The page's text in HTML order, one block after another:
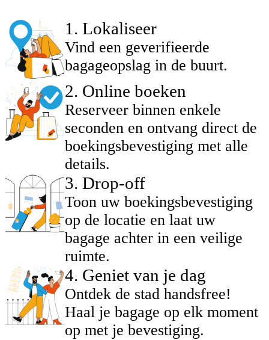
1 . Lokaliseer
Vind een geverifieerde
bagageopslag in de buurt.
2. Online boeken
Reserveer binnen enkele
seconden en ontvang direct de
boekingsbevestiging met alle
details.
3. Drop-off
Toon uw boekingsbevestiging
op de locatie en laat uw
bagage achter in een veilige
ruimte.
4. Geniet van je dag
Ontdek de stad handsfree!
Haal je bagage op elk moment
op met je bevestiging.